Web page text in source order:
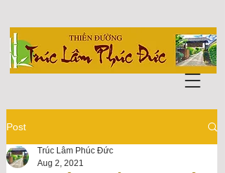
Post
Trúc Lâm Phúc Đức
Aug 2, 2021